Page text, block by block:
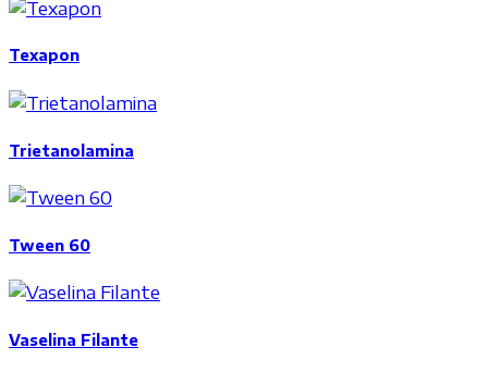
Texapon
Trietanolamina
Tween 60
Vaselina Filante